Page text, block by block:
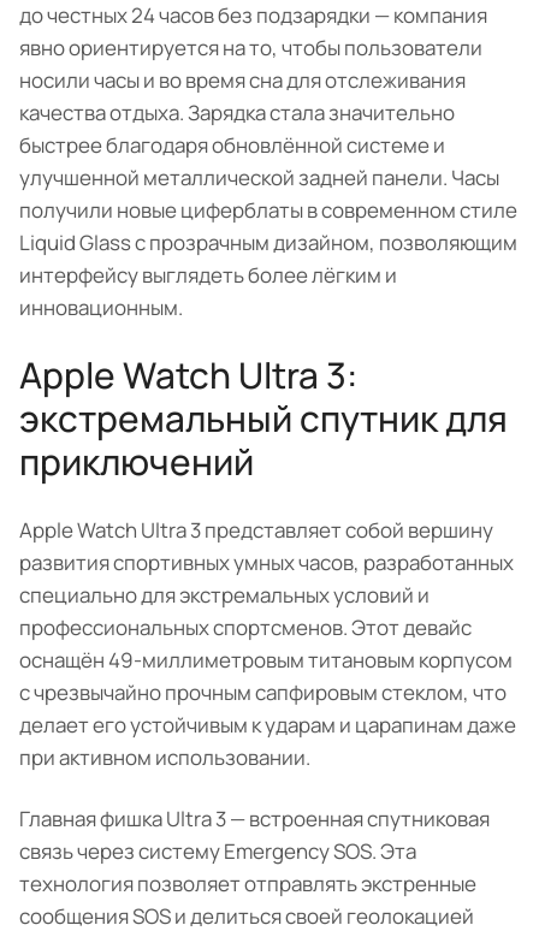
до честных 24 часов без подзарядки — компания
явно ориентируется на то, чтобы пользователи
носили часы и во время сна для отслеживания
качества отдыха. Зарядка стала значительно
быстрее благодаря обновлённой системе и
улучшенной металлической задней панели. Часы
получили новые циферблаты в современном стиле
Liquid Glass с прозрачным дизайном, позволяющим
интерфейсу выглядеть более лёгким и
инновационным.
Apple Watch Ultra 3:
экстремальный спутник для
приключений
Apple Watch Ultra 3 представляет собой вершину
развития спортивных умных часов, разработанных
специально для экстремальных условий и
профессиональных спортсменов. Этот девайс
оснащён 49-миллиметровым титановым корпусом
с чрезвычайно прочным сапфировым стеклом, что
делает его устойчивым к ударам и царапинам даже
при активном использовании.
Главная фишка Ultra 3 — встроенная спутниковая
связь через систему Emergency SOS. Эта
технология позволяет отправлять экстренные
сообщения SOS и делиться своей геолокацией